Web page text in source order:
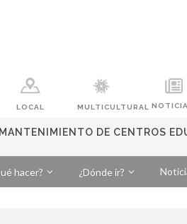
LOCAL MULTICULTURAL
DE CENTROS
hacer? ¿Dónde ir?